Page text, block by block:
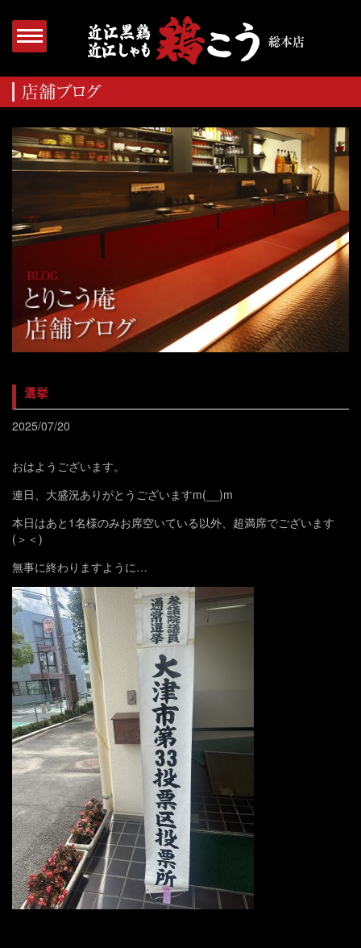
選挙
2025/07/20
おはようございます。
連日、大盛況ありがとうございますm(__)m
本日はあと1名様のみお席空いている以外、超満席でございます
(＞＜)
無事に終わりますように…